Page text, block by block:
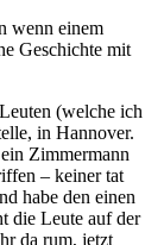
wenn einem
Geschichte mit
(welche ich
in Hannover.
Zimmermann
– keiner tat
habe den einen
die Leute auf der
da rum, jetzt